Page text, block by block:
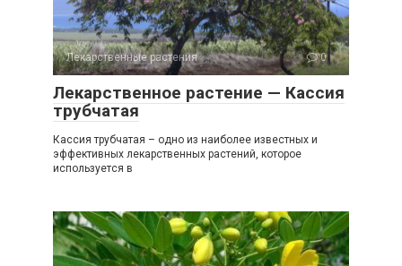
Лекарственные растения 0
Лекарственное растение — Кассия
трубчатая
Кассия трубчатая – одно из наиболее известных и
эффективных лекарственных растений, которое
используется в